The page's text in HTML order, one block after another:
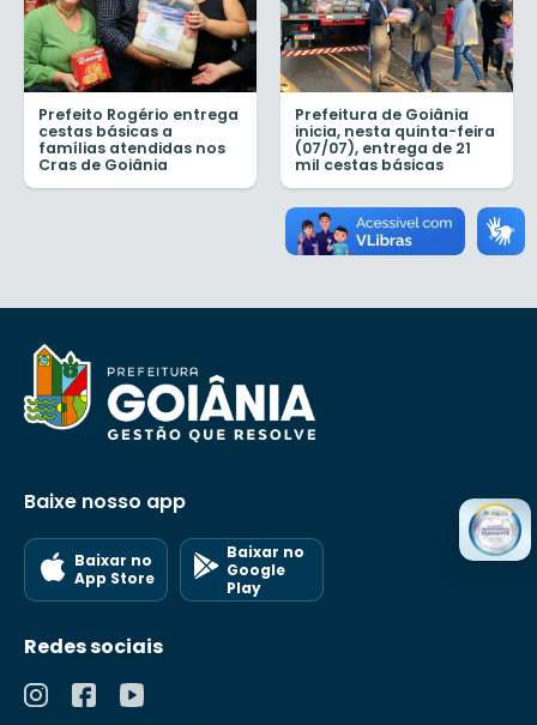
Prefeito Rogério entrega
cestas básicas a
famílias atendidas nos
Cras de Goiânia
Prefeitura de Goiânia
inicia, nesta quinta-feira
(07/07), entrega de 21
mil cestas básicas
Baixe nosso app
Baixar no
App Store
Baixar no
Google
Play
Redes sociais